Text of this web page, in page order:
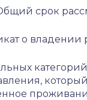
срок
о владении